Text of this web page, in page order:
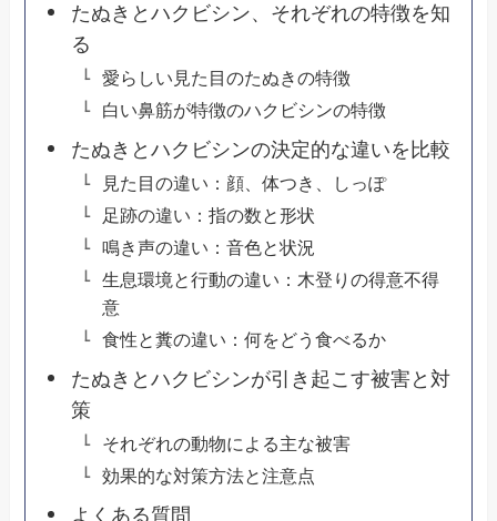
たぬきとハクビシン、それぞれの特徴を知
る
愛らしい見た目のたぬきの特徴
白い鼻筋が特徴のハクビシンの特徴
たぬきとハクビシンの決定的な違いを比較
見た目の違い：顔、体つき、しっぽ
足跡の違い：指の数と形状
鳴き声の違い：音色と状況
生息環境と行動の違い：木登りの得意不得
意
食性と糞の違い：何をどう食べるか
たぬきとハクビシンが引き起こす被害と対
策
それぞれの動物による主な被害
効果的な対策方法と注意点
よくある質問